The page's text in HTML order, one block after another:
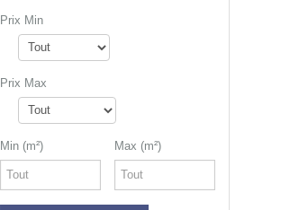
Prix Min
Prix Max
Min (m²) Max (m²)